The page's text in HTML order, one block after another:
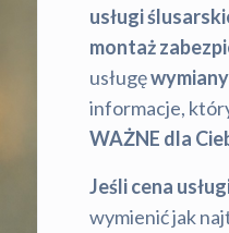
usługi
montaż
usługęwymiany
informacje,
WAŻNE dla
Jeśli cena
wymienić jak